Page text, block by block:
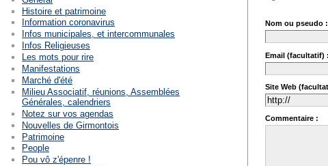
Nom ou pseudo :
Email (facultatif) :
Site Web
Commentaire :
Histoire et patrimoine
Information coronavirus
Infos municipales, et intercommunales
Infos Religieuses
Les mots pour rire
Manifestations
Marché d'été
Milieu Associatif, réunions, Assemblées
Générales, calendriers
Notez sur vos agendas
Nouvelles de Girmontois
Patrimoine
People
Pou vô z'épenre !